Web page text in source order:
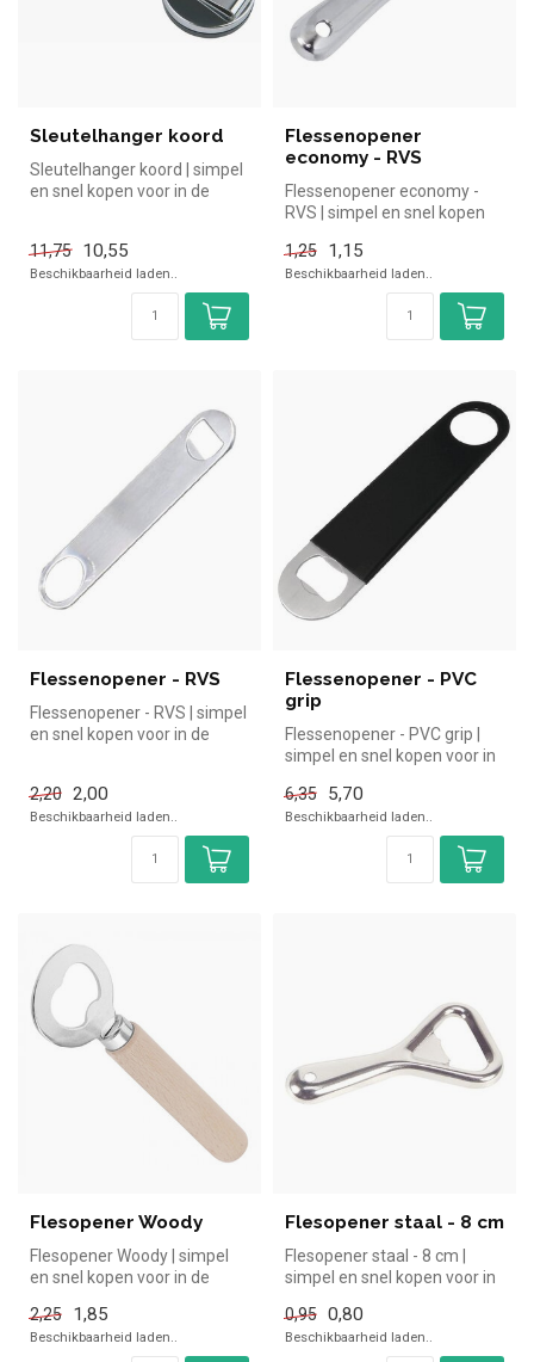
Sleutelhanger koord
Sleutelhanger koord | simpel
en snel kopen voor in de
11,75
10,55
Beschikbaarheid laden..
Flessenopener
economy - RVS
Flessenopener economy -
RVS | simpel en snel kopen
Overzichte...
1,25 1,15
Beschikbaarheid laden..
Flessenopener - RVS
Flessenopener - RVS | simpel
en snel kopen voor in de
2,20 2,00
Beschikbaarheid laden..
Flessenopener - PVC
grip
Flessenopener - PVC grip |
simpel en snel kopen voor in
6,35
5,70
Beschikbaarheid laden..
Flesopener Woody
Flesopener Woody | simpel
en snel kopen voor in de
2,25
1,85
Beschikbaarheid laden..
Flesopener staal - 8 cm
Flesopener staal - 8 cm |
simpel en snel kopen voor in
0,95 0,80
Beschikbaarheid laden..